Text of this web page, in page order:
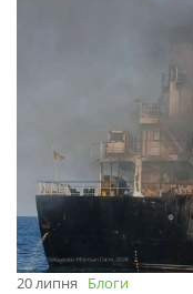
20 липня Блоги